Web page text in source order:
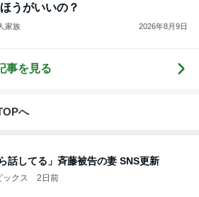
うがいいの？
家族 2026年8月9日
事を見る
へ
話してる」斉藤被告の妻 SNS更新
ックス 2日前